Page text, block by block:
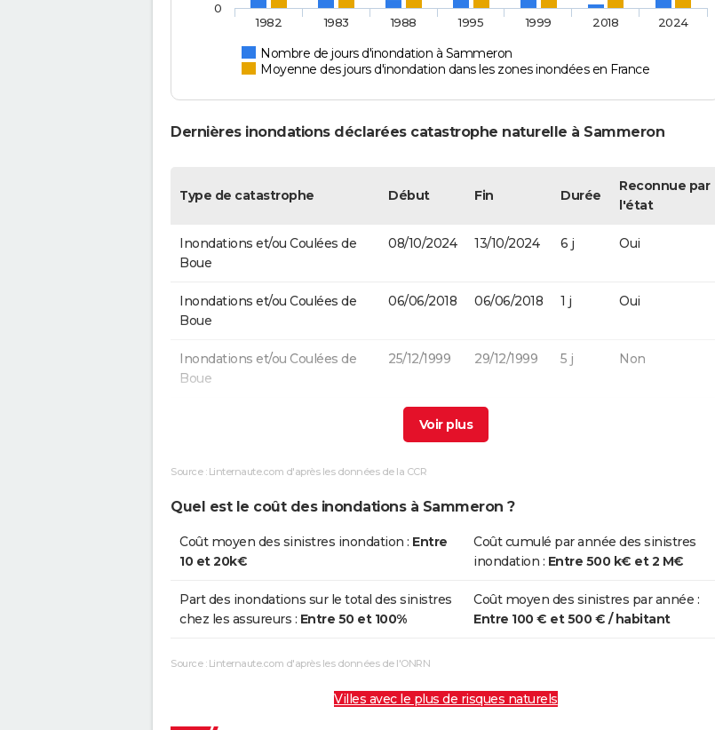
Nombre de jours d'inondation à Sammeron
Moyenne des jours d'inondation dans les zones inondées en France
1982 1983 1988 1995 1999 2018 2024
0
Dernières inondations déclarées catastrophe naturelle à Sammeron
Type de catastrophe Début Fin Durée
Reconnue par
l'état
Inondations et/ou Coulées de
Boue
08/10/2024 13/10/2024 6 j Oui
Inondations et/ou Coulées de
Boue
06/06/2018 06/06/2018 1 j Oui
Inondations et/ou Coulées de
Boue
25/12/1999 29/12/1999 5 j Non
17/01/1995 31/01/1995
Inondations et/ou Coulées de
08/05/1988
Boue
Boue
Boue
Inondations et/ou Coulées de
Boue
08/12/1982 31/12/1982
Source : Linternaute.com d'après les données de la CCR
Quel est le coût des inondations à Sammeron ?
Coût moyen des sinistres inondation : Entre
10 et 20k€
Coût cumulé par année des sinistres
inondation : Entre 500 k€ et 2 M€
Part des inondations sur le total des sinistres
chez les assureurs : Entre 50 et 100%
Coût moyen des sinistres par année :
Entre 100 € et 500 € / habitant
Source : Linternaute.com d'après les données de l'ONRN
Villes avec le plus de risques naturels